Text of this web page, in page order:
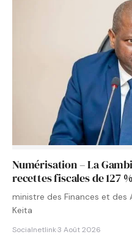
Numérisation – La
recettes fiscales de 127
ministre des Finances et des
Keita
Socialnetlink·3 Août 2026